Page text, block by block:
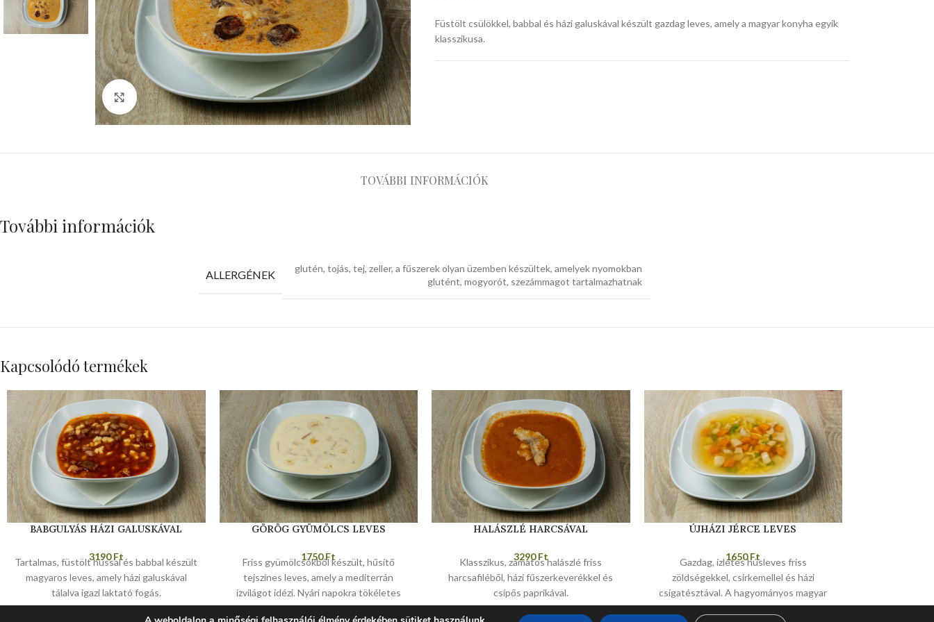
Click to enlarge
Füstölt csülökkel, babbal és házi galuskával készült gazdag leves, amely a magyar konyha egyik
klasszikusa.
TOVÁBBI INFORMÁCIÓK
További információk
ALLERGÉNEK
glutén, tojás, tej, zeller, a fűszerek olyan üzemben készültek, amelyek nyomokban
glutént, mogyorót, szezámmagot tartalmazhatnak
Kapcsolódó termékek
BABGULYÁS HÁZI GALUSKÁVAL
3190Ft
Tartalmas, füstölt hússal és babbal készült
magyaros leves, amely házi galuskával
tálalva igazi laktató fogás.
GÖRÖG GYÜMÖLCS LEVES
1750Ft
Friss gyümölcsökből készült, hűsítő
tejszínes leves, amely a mediterrán
ízvilágot idézi. Nyári napokra tökéletes
választás.
HALÁSZLÉ HARCSÁVAL
3290Ft
Klasszikus, zamatos halászlé friss
harcsafiléből, házi fűszerkeverékkel és
csípős paprikával.
ÚJHÁZI JÉRCE LEVES
1650Ft
Gazdag, ízletes húsleves friss
zöldségekkel, csirkemellel és házi
csigatésztával. A hagyományos magyar
konyha egyik kedvence.